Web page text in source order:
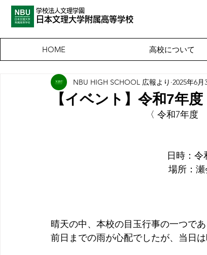
学校法人文理学園
​日本文理大学附属高等学校
HOME 高校について
【イベント】令和7
NBU HIGH SCHOOL 広報より 2025年6月
〈 令和7年度
日時：
場所
晴天の中、本校の目玉行事の一つで
前日までの雨が心配でしたが、当日